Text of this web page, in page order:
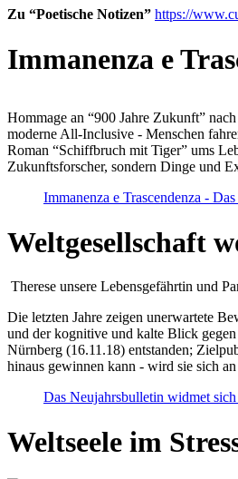
Zu “Poetische Notizen” https://
Immanenza e
Hommage an “900 Jahre Zukunft”
moderne All-Inclusive - Menschen
Roman “Schiffbruch mit Tiger” ums
Zukunftsforscher, sondern Dinge und
Immanenza e Trascendenza -
Weltgesellschaft
Therese unsere Lebensgefährtin und
Die letzten Jahre zeigen unerwartete
und der kognitive und kalte Blick gegen
Nürnberg (16.11.18) entstanden;
hinaus gewinnen kann - wird sie sich
Das Neujahrsbulletin widmet
Weltseele im